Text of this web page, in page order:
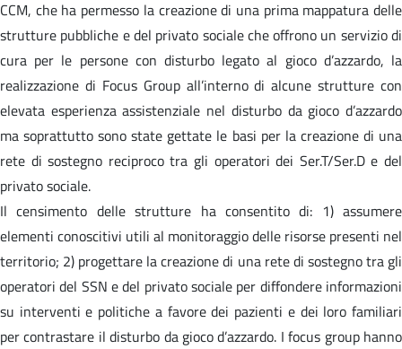
CCM, che ha permesso la creazione di una prima mappatura delle
strutture pubbliche e del privato sociale che offrono un servizio di
cura per le persone con disturbo legato al gioco d’azzardo, la
realizzazione di Focus Group all’interno di alcune strutture con
elevata esperienza assistenziale nel disturbo da gioco d’azzardo
ma soprattutto sono state gettate le basi per la creazione di una
rete di sostegno reciproco tra gli operatori dei Ser.T/Ser.D e del
privato sociale.
Il censimento delle strutture ha consentito di: 1) assumere
elementi conoscitivi utili al monitoraggio delle risorse presenti nel
territorio; 2) progettare la creazione di una rete di sostegno tra gli
operatori del SSN e del privato sociale per diffondere informazioni
su interventi e politiche a favore dei pazienti e dei loro familiari
per contrastare il disturbo da gioco d’azzardo. I focus group hanno